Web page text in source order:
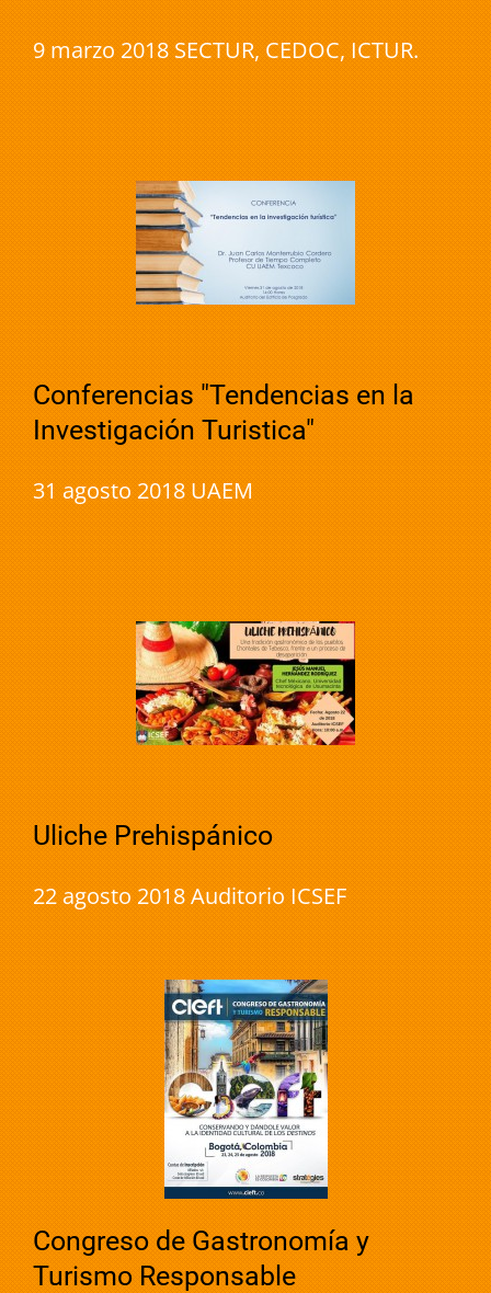
9 marzo 2018 SECTUR, CEDOC, ICTUR.
Conferencias "Tendencias en la
Investigación Turistica"
31 agosto 2018 UAEM
Uliche Prehispánico
22 agosto 2018 Auditorio ICSEF
Congreso de Gastronomía y
Turismo Responsable